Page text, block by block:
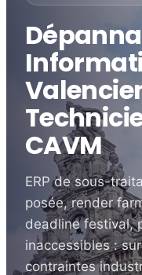
CAVM
ERP de sous-
posée, render
deadline festival,
inaccessibles :
contraintes